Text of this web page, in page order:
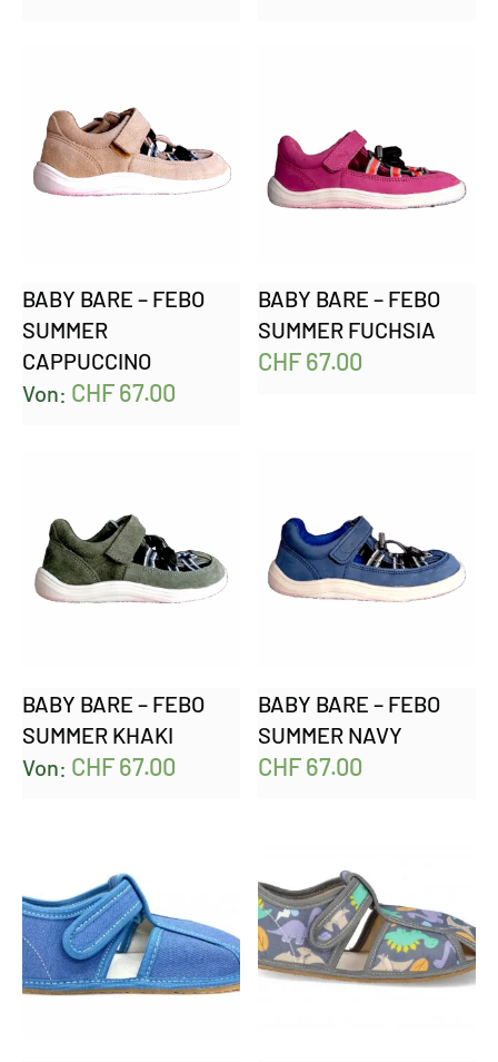
BABY BARE – FEBO
SUMMER
CAPPUCCINO
Von: CHF67.00
BABY BARE – FEBO
SUMMER FUCHSIA
CHF67.00
BABY BARE – FEBO
SUMMER KHAKI
Von: CHF67.00
BABY BARE – FEBO
SUMMER NAVY
CHF67.00